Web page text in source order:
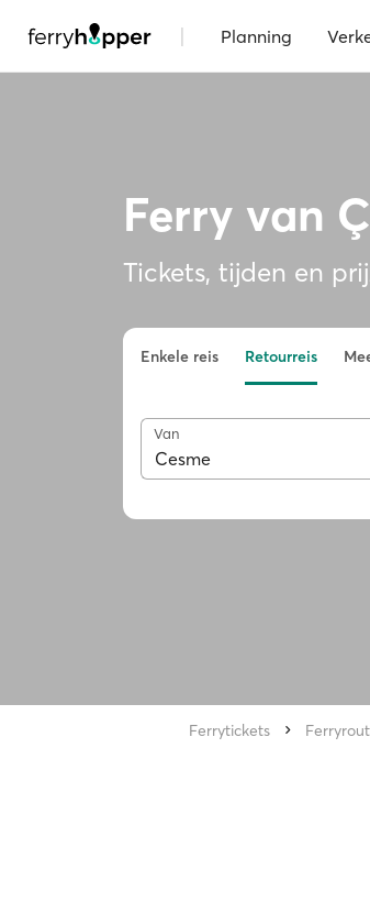
| Planning
Ferry van
Tickets, tijden en
Enkele reis Retourreis
Van
Ferrytickets